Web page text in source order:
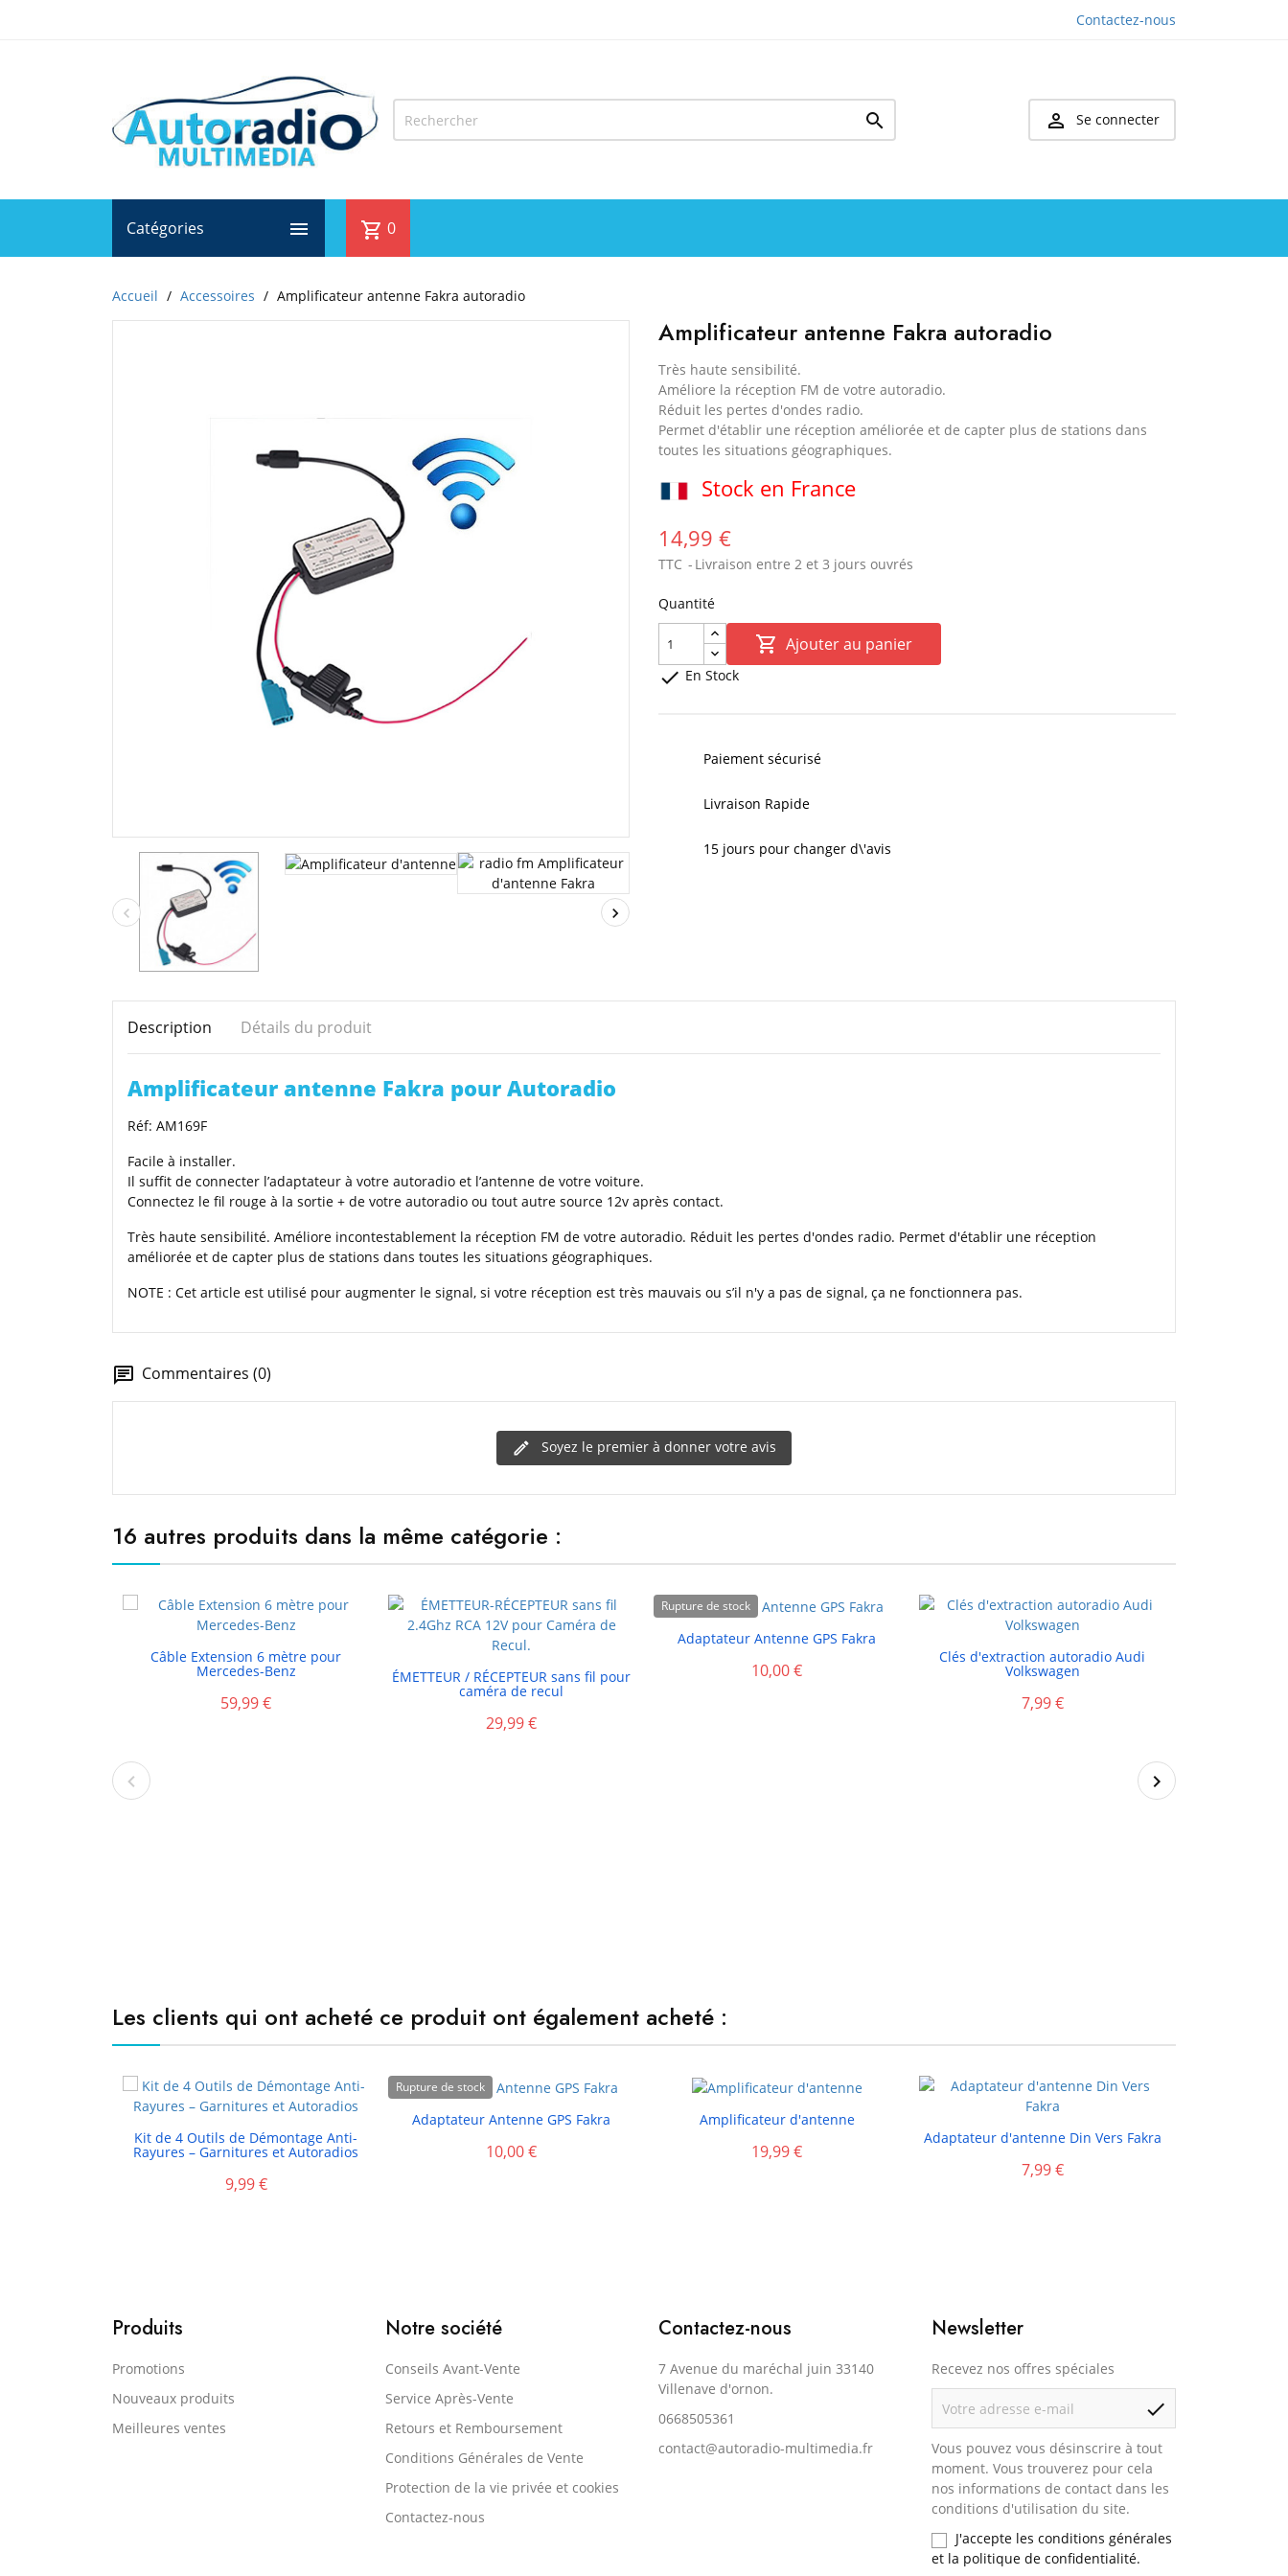
Contactez-nous
  Se connecter
Catégories  shopping_cart 0
Accueil Accessoires Amplificateur antenne Fakra autoradio
Amplificateur antenne Fakra autoradio
Très haute sensibilité.
Améliore la réception FM de votre autoradio.
Réduit les pertes d'ondes radio.
Permet d'établir une réception améliorée et de capter plus de stations dans
toutes les situations géographiques.
Stock en France
14,99 €
TTC Livraison entre 2 et 3 jours ouvrés
Quantité
 Ajouter au panier
 En Stock
Paiement sécurisé
Livraison Rapide
15 jours pour changer d\'avis
Description Détails du produit
Amplificateur antenne Fakra pour Autoradio
Réf: AM169F
Facile à installer.
Il suffit de connecter l’adaptateur à votre autoradio et l’antenne de votre voiture.
Connectez le fil rouge à la sortie + de votre autoradio ou tout autre source 12v après contact.
Très haute sensibilité. Améliore incontestablement la réception FM de votre autoradio. Réduit les pertes d'ondes radio. Permet d'établir une réception
améliorée et de capter plus de stations dans toutes les situations géographiques.
NOTE : Cet article est utilisé pour augmenter le signal, si votre réception est très mauvais ou s’il n'y a pas de signal, ça ne fonctionnera pas.
Commentaires (0)
Soyez le premier à donner votre avis
16 autres produits dans la même catégorie :

Câble Extension 6 mètre pour
Mercedes-Benz
59,99 €

ÉMETTEUR / RÉCEPTEUR sans fil pour
caméra de recul
29,99 €
Rupture de stock

Adaptateur Antenne GPS Fakra
10,00 €

Clés d'extraction autoradio Audi
Volkswagen
7,99 €
Les clients qui ont acheté ce produit ont également acheté :

Kit de 4 Outils de Démontage Anti-
Rayures – Garnitures et Autoradios
9,99 €
Rupture de stock

Adaptateur Antenne GPS Fakra
10,00 €

Amplificateur d'antenne
19,99 €

Adaptateur d'antenne Din Vers Fakra
7,99 €
Produits
Promotions
Nouveaux produits
Meilleures ventes
Notre société
Conseils Avant-Vente
Service Après-Vente
Retours et Remboursement
Conditions Générales de Vente
Protection de la vie privée et cookies
Contactez-nous
Contactez-nous
7 Avenue du maréchal juin 33140
Villenave d'ornon.
0668505361
contact@autoradio-multimedia.fr
Newsletter
Recevez nos offres spéciales
check
Vous pouvez vous désinscrire à tout
moment. Vous trouverez pour cela
nos informations de contact dans les
conditions d'utilisation du site.
J'accepte les conditions générales
et la politique de confidentialité.